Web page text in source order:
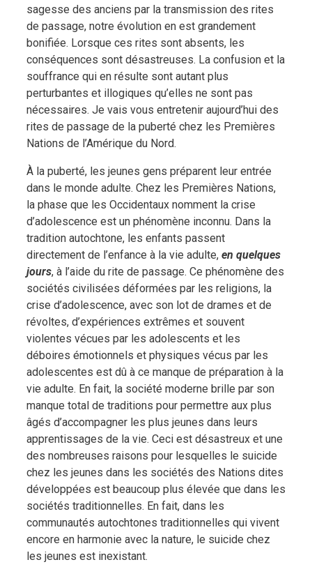
sagesse des anciens par la transmission des rites
de passage, notre évolution en est grandement
bonifiée. Lorsque ces rites sont absents, les
conséquences sont désastreuses. La confusion et la
souffrance qui en résulte sont autant plus
perturbantes et illogiques qu’elles ne sont pas
nécessaires. Je vais vous entretenir aujourd’hui des
rites de passage de la puberté chez les Premières
Nations de l’Amérique du Nord.
À la puberté, les jeunes gens préparent leur entrée
dans le monde adulte. Chez les Premières Nations,
la phase que les Occidentaux nomment la crise
d’adolescence est un phénomène inconnu. Dans la
tradition autochtone, les enfants passent
directement de l’enfance à la vie adulte, en quelques
jours, à l’aide du rite de passage. Ce phénomène des
sociétés civilisées déformées par les religions, la
crise d’adolescence, avec son lot de drames et de
révoltes, d’expériences extrêmes et souvent
violentes vécues par les adolescents et les
déboires émotionnels et physiques vécus par les
adolescentes est dû à ce manque de préparation à la
vie adulte. En fait, la société moderne brille par son
manque total de traditions pour permettre aux plus
âgés d’accompagner les plus jeunes dans leurs
apprentissages de la vie. Ceci est désastreux et une
des nombreuses raisons pour lesquelles le suicide
chez les jeunes dans les sociétés des Nations dites
développées est beaucoup plus élevée que dans les
sociétés traditionnelles. En fait, dans les
communautés autochtones traditionnelles qui vivent
encore en harmonie avec la nature, le suicide chez
les jeunes est inexistant.